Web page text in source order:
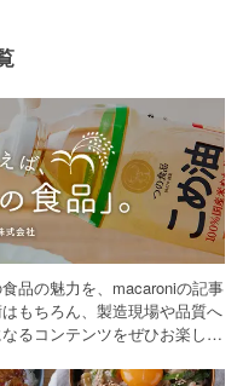
品の魅力を、macaroniの記事
もちろん、製造現場や品質へ
るコンテンツをぜひお楽しみ